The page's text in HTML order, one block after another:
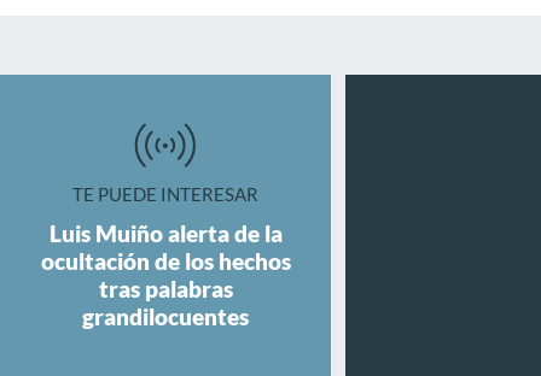
TE PUEDE INTERESAR
Luis Muiño alerta de la
ocultación de los hechos
tras palabras
grandilocuentes